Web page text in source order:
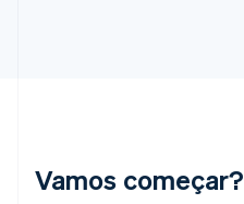
Vamos começar?
English